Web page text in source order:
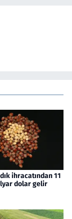
ihracatından 11
dolar gelir